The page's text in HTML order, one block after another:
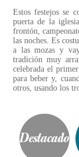
Estos festejos se
puerta de la
frontón,
las noches. Es
a las mozas y
tradición muy
celebrada el
para beber y,
otros, usando los